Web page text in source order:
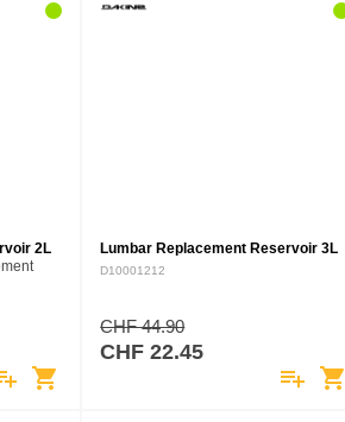
2L
als
shopping_cart
Lumbar Replacement Reservoir 3L
D10001212
CHF 44.90
CHF 22.45
playlist_add shopping_cart